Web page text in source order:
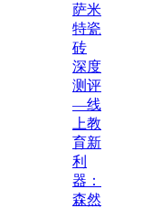
萨米
特瓷
砖
深度
测评
—线
上教
育新
利
器：
森然